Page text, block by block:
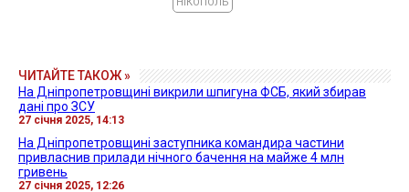
НІКОПОЛЬ
ЧИТАЙТЕ ТАКОЖ »
На Дніпропетровщині викрили шпигуна ФСБ, який збирав
дані про ЗСУ
27 січня 2025, 14:13
На Дніпропетровщині заступника командира частини
привласнив прилади нічного бачення на майже 4 млн
гривень
27 січня 2025, 12:26